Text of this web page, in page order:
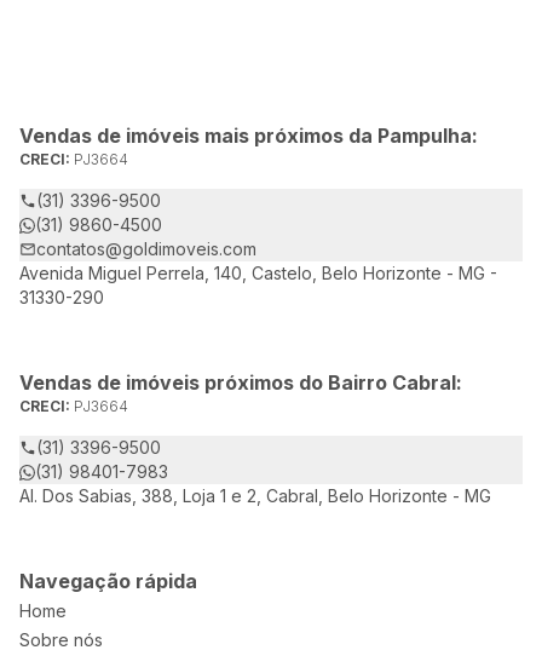
Vendas de imóveis mais próximos da Pampulha:
CRECI: PJ3664
(31) 3396-9500
(31) 9860-4500
contatos@goldimoveis.com
Avenida Miguel Perrela, 140, Castelo, Belo Horizonte - MG -
31330-290
Vendas de imóveis próximos do Bairro Cabral:
CRECI: PJ3664
(31) 3396-9500
(31) 98401-7983
Al. Dos Sabias, 388, Loja 1 e 2, Cabral, Belo Horizonte - MG
Navegação rápida
Home
Sobre nós